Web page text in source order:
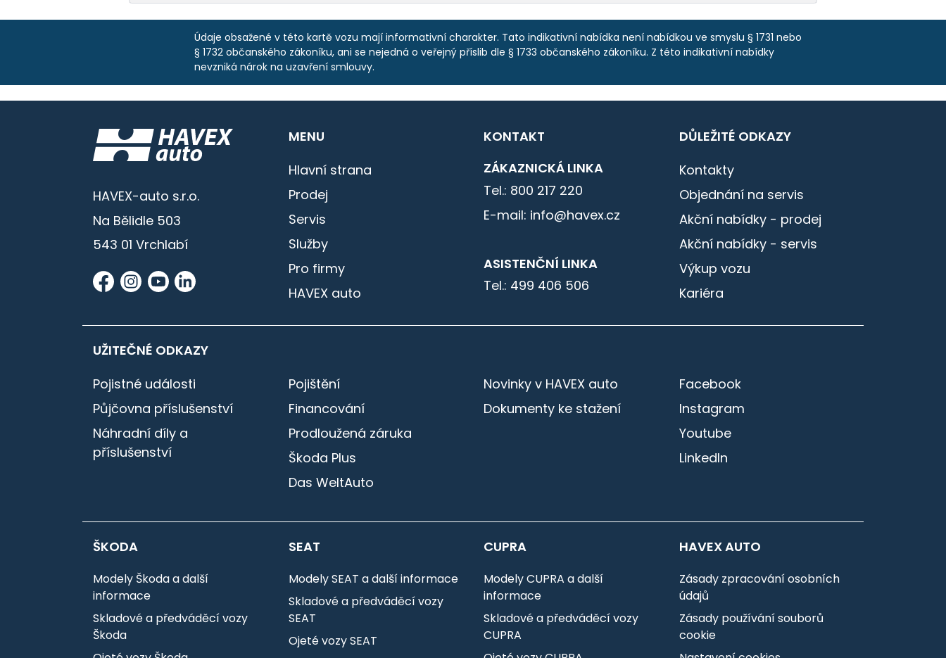
Údaje obsažené v této kartě vozu mají informativní charakter. Tato indikativní nabídka není nabídkou ve smyslu § 1731 nebo
§ 1732 občanského zákoníku, ani se nejedná o veřejný příslib dle § 1733 občanského zákoníku. Z této indikativní nabídky
nevzniká nárok na uzavření smlouvy.
HAVEX-auto s.r.o.
Na Bělidle 503
543 01 Vrchlabí
MENU
Hlavní strana
Prodej
Servis
Služby
Pro firmy
HAVEX auto
KONTAKT
ZÁKAZNICKÁ LINKA
Tel.: 800 217 220
E-mail: info@havex.cz
ASISTENČNÍ LINKA
Tel.: 499 406 506
DŮLEŽITÉ ODKAZY
Kontakty
Objednání na servis
Akční nabídky - prodej
Akční nabídky - servis
Výkup vozu
Kariéra
UŽITEČNÉ ODKAZY
Pojistné události
Půjčovna příslušenství
Náhradní díly a
příslušenství
Pojištění
Financování
Prodloužená záruka
Škoda Plus
Das WeltAuto
Novinky v HAVEX auto
Dokumenty ke stažení
Facebook
Instagram
Youtube
LinkedIn
ŠKODA
Modely Škoda a další
informace
Skladové a předváděcí vozy
Škoda
SEAT
Modely SEAT a další informace
Skladové a předváděcí vozy
SEAT
Ojeté vozy SEAT
CUPRA
Modely CUPRA a další
informace
Skladové a předváděcí vozy
CUPRA
HAVEX AUTO
Zásady zpracování osobních
údajů
Zásady používání souborů
cookie